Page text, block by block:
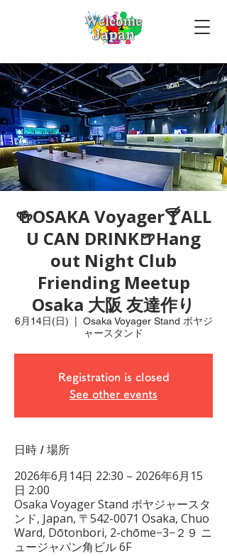
🍻OSAKA Voyager🍸ALL
U CAN DRINK🍺Hang
out Night Club
Friending Meetup
Osaka 大阪 友達作り
6月14日(日)
Osaka Voyager Stand ボヤジ
ャースタンド
Registration is closed
See other events
日時 / 場所
2026年6月14日 22:30 – 2026年6月15
日 2:00
Osaka Voyager Stand ボヤジャースタ
ンド, Japan, 〒542-0071 Osaka, Chuo
Ward, Dōtonbori, 2-chōme−3−２９ ニ
ュージャパン角ビル 6F